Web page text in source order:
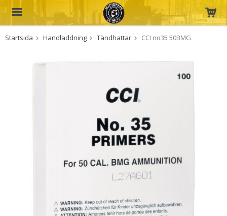
Produkten har blivit tillagd i varukorgen
Startsida Handladdning Tändhattar CCI no35 50BMG